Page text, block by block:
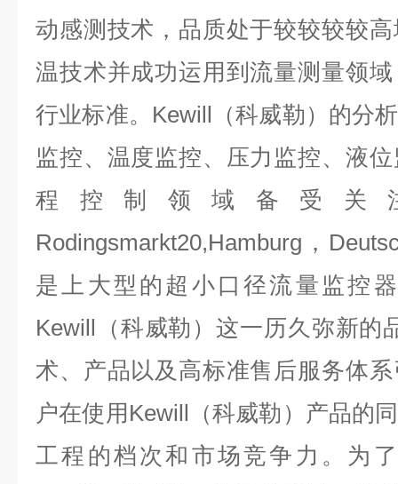
动感测技术，品质处于较较较较
温技术并成功运用到流量测量领
行业标准。Kewill（科威勒）的分
监控、温度监控、压力监控、液
程控制领域备受关
Rodingsmarkt20,Hamburg，
是上大型的超小口径流量监控
Kewill（科威勒）这一历久弥新的
术、产品以及高标准售后服务体
户在使用Kewill（科威勒）产品的
工程的档次和市场竞争力。为